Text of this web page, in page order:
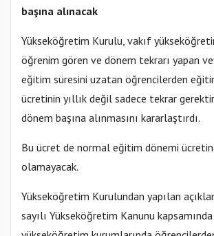
başına alınacak
Yükseköğretim Kurulu, vakıf
öğrenim gören ve dönem tekrarı yapan
eğitim süresini uzatan öğrencilerden
ücretinin yıllık değil sadece tekrar
dönem başına alınmasını kararlaştırdı.
Bu ücret de normal eğitim dönemi
olamayacak.
Yükseköğretim Kurulundan yapılan
sayılı Yükseköğretim Kanunu